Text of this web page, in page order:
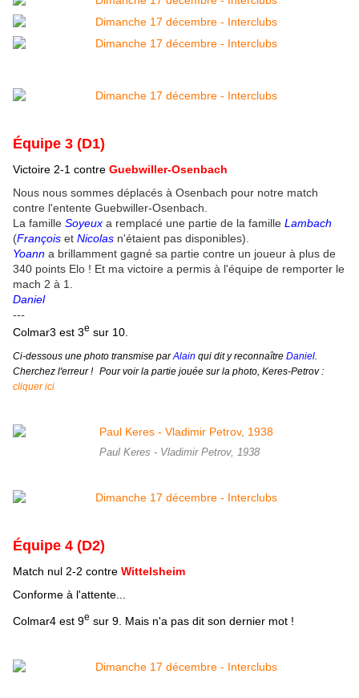
Équipe 3 (D1)
Victoire 2-1 contre Guebwiller-Osenbach
Nous nous sommes déplacés à Osenbach pour notre match
contre l'entente Guebwiller-Osenbach.
La famille Soyeux a remplacé une partie de la famille Lambach
(François et Nicolas n'étaient pas disponibles).
Yoann a brillamment gagné sa partie contre un joueur à plus de
340 points Elo ! Et ma victoire a permis à l'équipe de remporter le
mach 2 à 1.
Daniel
---
Colmar3 est 3e sur 10.
Ci-dessous une photo transmise parAlain qui dit y reconnaître Daniel.
Cherchez l'erreur ! Pour voir la partie jouée sur la photo, Keres-Petrov :
cliquer ici
Paul Keres - Vladimir Petrov, 1938
Équipe 4 (D2)
Match nul 2-2 contre Wittelsheim
Conforme à l'attente...
Colmar4 est 9e sur 9. Mais n'a pas dit son dernier mot !